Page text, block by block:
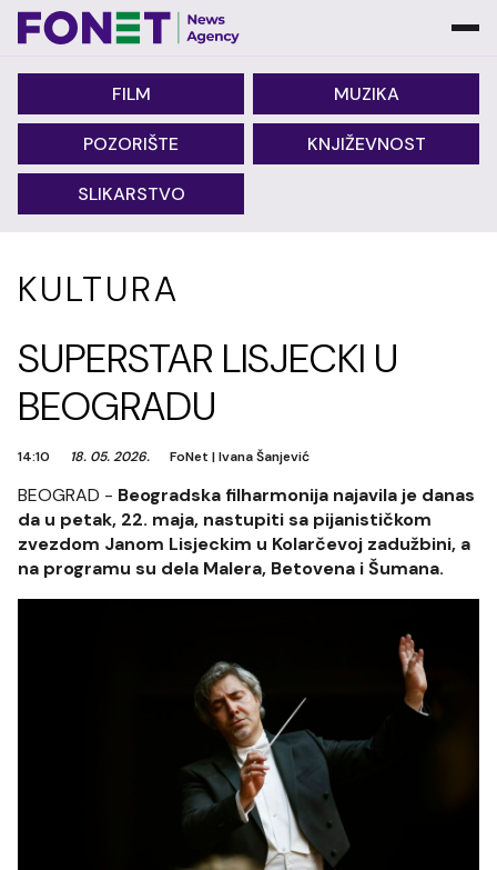
FILM MUZIKA
POZORIŠTE KNJIŽEVNOST
SLIKARSTVO
KULTURA
SUPERSTAR LISJECKI U
BEOGRADU
14:10 18. 05. 2026. FoNet |Ivana Šanjević
BEOGRAD - Beogradska filharmonija najavila je danas
da u petak, 22. maja, nastupiti sa pijanističkom
zvezdom Janom Lisjeckim u Kolarčevoj zadužbini, a
na programu su dela Malera, Betovena i Šumana.